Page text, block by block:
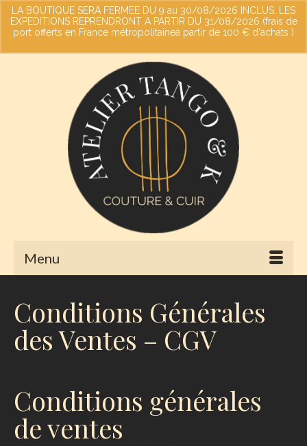
LA BOUTIQUE SERA FERMEE DU 9 au 30/08/2026 INCLUS. LES
EXPEDITIONS REPRENDRONT A PARTIR DU 31/08/2026 (frais de
port offerts en France métropolitaineà partir de 100 € d'achats )
Votre panier- 0,00€
Menu
Conditions Générales
des Ventes – CGV
Conditions générales
de ventes